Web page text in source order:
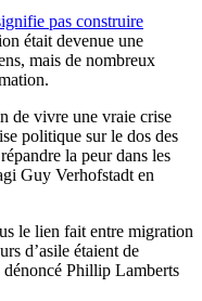
pas construire
était devenue une
mais de nombreux
de vivre une vraie crise
politique sur le dos des
la peur dans les
Guy Verhofstadt en
le lien fait entre migration
d’asile étaient de
dénoncé Phillip Lamberts